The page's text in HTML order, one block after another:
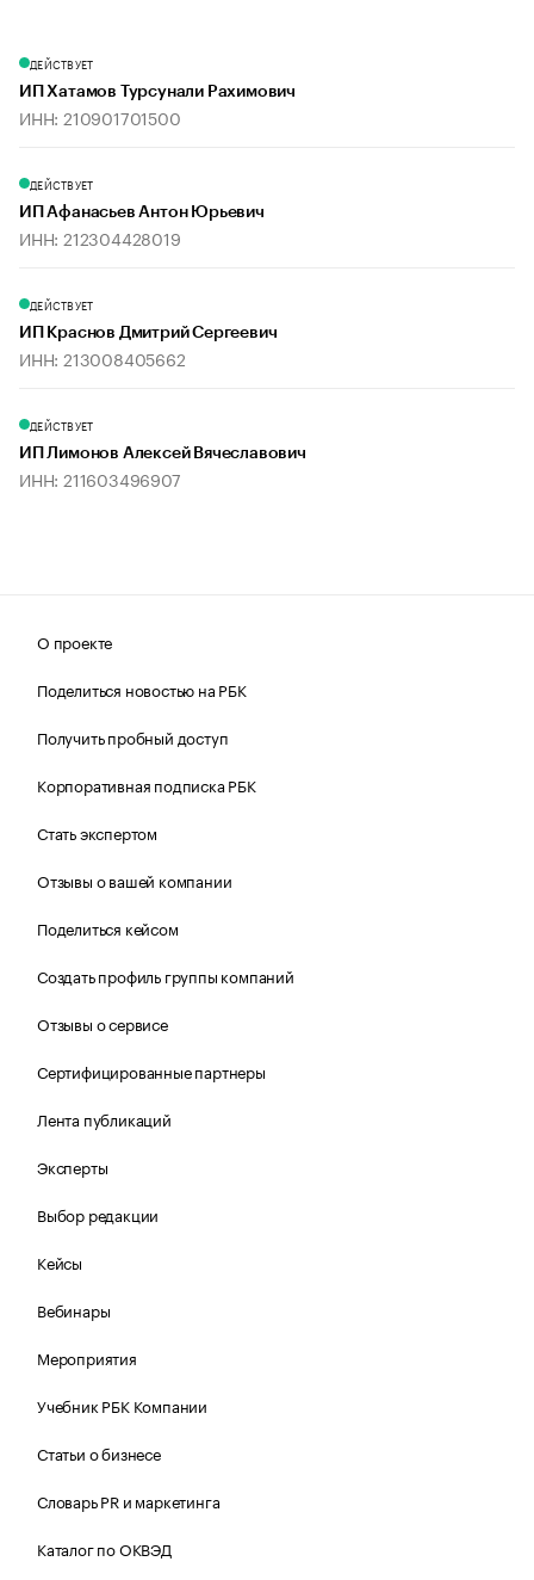
ДЕЙСТВУЕТ
ИП Хатамов Турсунали Рахимович
ИНН: 210901701500
ДЕЙСТВУЕТ
ИП Афанасьев Антон Юрьевич
ИНН: 212304428019
ДЕЙСТВУЕТ
ИП Краснов Дмитрий Сергеевич
ИНН: 213008405662
ДЕЙСТВУЕТ
ИП Лимонов Алексей Вячеславович
ИНН: 211603496907
О проекте
Поделиться новостью на РБК
Получить пробный доступ
Корпоративная подписка РБК
Стать экспертом
Отзывы о вашей компании
Поделиться кейсом
Создать профиль группы компаний
Отзывы о сервисе
Сертифицированные партнеры
Лента публикаций
Эксперты
Выбор редакции
Кейсы
Вебинары
Мероприятия
Учебник РБК Компании
Статьи о бизнесе
Словарь PR и маркетинга
Каталог по ОКВЭД